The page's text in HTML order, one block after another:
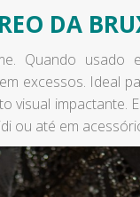
DA
Quando usado
excessos. Ideal
visual impactante.
ou até em